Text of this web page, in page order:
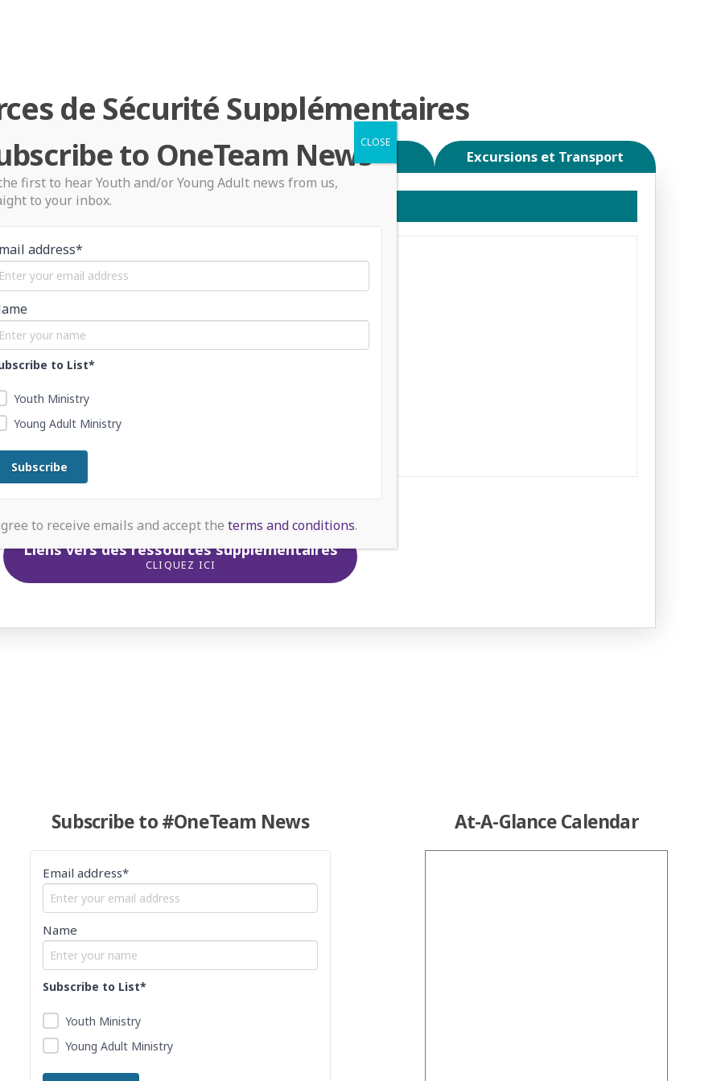
de Sécurité Supplémentaires
Prévention des Abus Volontaire Excursions et Transport
Ressources Vidéo
PRÉVENTION DE L'INTIMIDATION -
Liens vers des ressources supplémentaires
CLIQUEZ ICI
Subscribe to #OneTeam News
Email address*
Name
Subscribe to List*
Youth Ministry
Young Adult Ministry
At-A-Glance Calendar
to OneTeam News
first to hear Youth and/or Young Adult news from us,
to your inbox.
address*
to List*
Youth Ministry
Young Adult Ministry
to receive emails and accept theterms and conditions.